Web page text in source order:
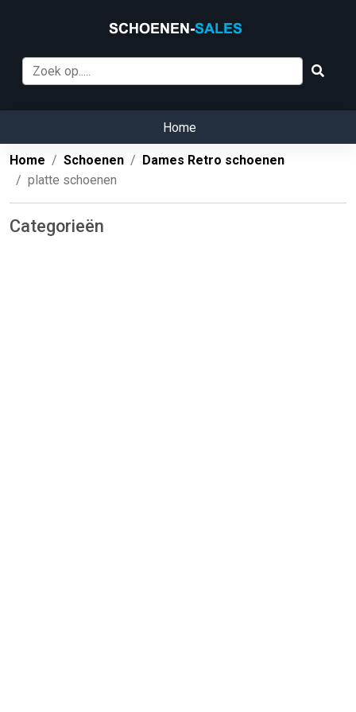
Home
Home Schoenen
Dames Retro schoenen
platte schoenen
Categorieën